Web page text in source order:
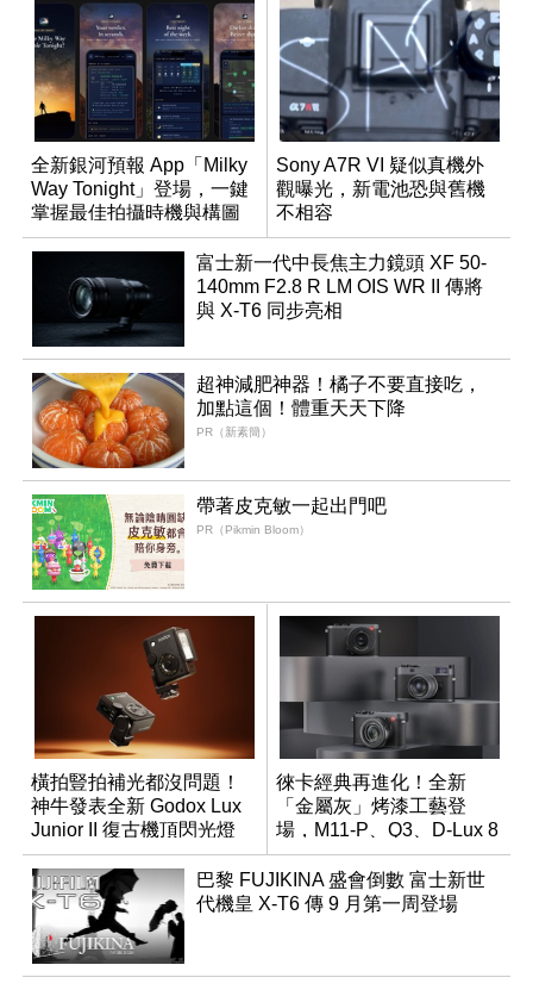
全新銀河預報 App「Milky
Way Tonight」登場，一鍵
掌握最佳拍攝時機與構圖
Sony A7R VI 疑似真機外
觀曝光，新電池恐與舊機
不相容
富士新一代中長焦主力鏡頭 XF 50-
140mm F2.8 R LM OIS WR II 傳將
與 X-T6 同步亮相
超神減肥神器！橘子不要直接吃，
加點這個！體重天天下降
PR（新素簡）
帶著皮克敏一起出門吧
PR（Pikmin Bloom）
橫拍豎拍補光都沒問題！
神牛發表全新 Godox Lux
Junior II 復古機頂閃光燈
徠卡經典再進化！全新
「金屬灰」烤漆工藝登
場，M11-P、Q3、D-Lux 8
領銜換裝
巴黎 FUJIKINA 盛會倒數 富士新世
代機皇 X-T6 傳 9 月第一周登場